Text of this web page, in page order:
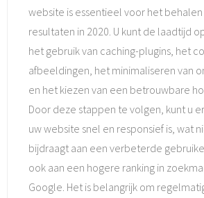
website is essentieel voor het
resultaten in 2020. U kunt de laadtijd
het gebruik van caching-plugins, het
afbeeldingen, het minimaliseren van
en het kiezen van een betrouwbare
Door deze stappen te volgen, kunt u
uw website snel en responsief is, wat
bijdraagt aan een verbeterde
ook aan een hogere ranking in
Google. Het is belangrijk om